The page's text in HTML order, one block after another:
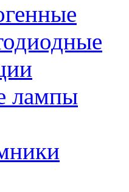
лампы